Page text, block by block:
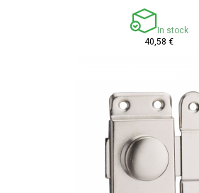
In stock
40,58 €